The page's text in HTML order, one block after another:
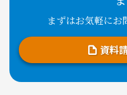
まずはお気軽にお
資料